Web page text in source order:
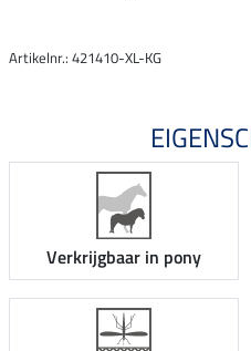
Artikelnr.: 421410-XL-KG
Verkrijgbaar in pony